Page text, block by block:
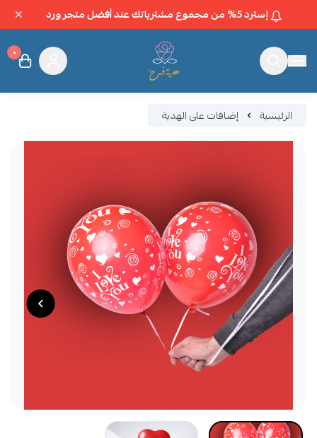
إسترد 5% من مجموع مشترياتك عند أفضل متجر ورد
متجر هدية فرح
٠
الرئيسية إضافات على الهدية